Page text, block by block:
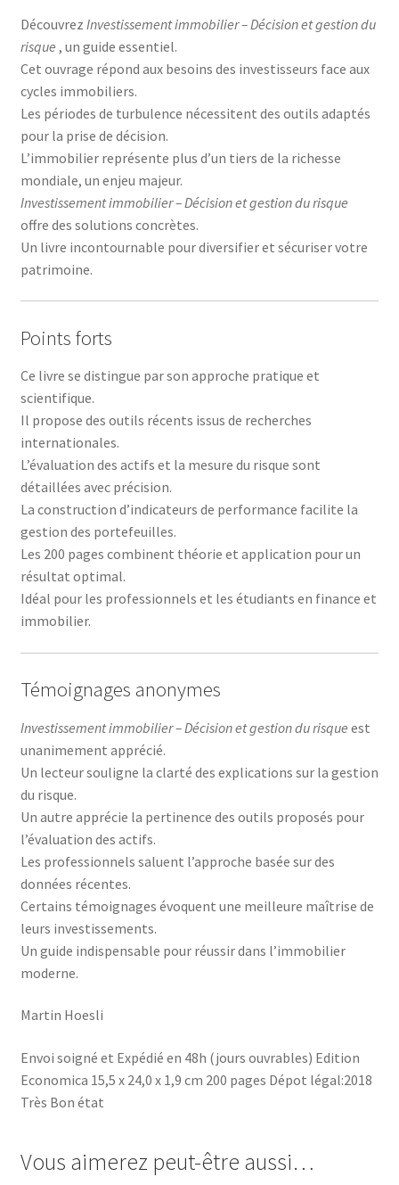
Découvrez Investissement immobilier – Décision et gestion du
risque , un guide essentiel.
Cet ouvrage répond aux besoins des investisseurs face aux
cycles immobiliers.
Les périodes de turbulence nécessitent des outils adaptés
pour la prise de décision.
L’immobilier représente plus d’un tiers de la richesse
mondiale, un enjeu majeur.
Investissement immobilier – Décision et gestion du risque
offre des solutions concrètes.
Un livre incontournable pour diversifier et sécuriser votre
patrimoine.
Points forts
Ce livre se distingue par son approche pratique et
scientifique.
Il propose des outils récents issus de recherches
internationales.
L’évaluation des actifs et la mesure du risque sont
détaillées avec précision.
La construction d’indicateurs de performance facilite la
gestion des portefeuilles.
Les 200 pages combinent théorie et application pour un
résultat optimal.
Idéal pour les professionnels et les étudiants en finance et
immobilier.
Témoignages anonymes
Investissement immobilier – Décision et gestion du risque est
unanimement apprécié.
Un lecteur souligne la clarté des explications sur la gestion
du risque.
Un autre apprécie la pertinence des outils proposés pour
l’évaluation des actifs.
Les professionnels saluent l’approche basée sur des
données récentes.
Certains témoignages évoquent une meilleure maîtrise de
leurs investissements.
Un guide indispensable pour réussir dans l’immobilier
moderne.
Martin Hoesli
Envoi soigné et Expédié en 48h (jours ouvrables) Edition
Economica 15,5 x 24,0 x 1,9 cm 200 pages Dépot légal:2018
Très Bon état
Vous aimerez peut-être aussi…